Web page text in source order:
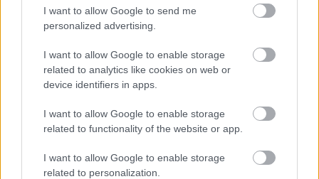
I want to allow Google to send me
personalized advertising.
I want to allow Google to enable storage
related to analytics like cookies on web or
device identifiers in apps.
I want to allow Google to enable storage
related to functionality of the website or app.
I want to allow Google to enable storage
related to personalization.
Konfitált kacsacomb - reszelt káposztás tészta,